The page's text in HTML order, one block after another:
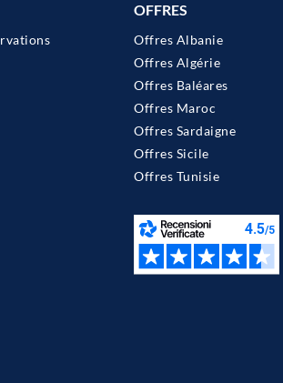
OFFRES
Offres Albanie
Offres Algérie
Offres Baléares
Offres Maroc
Offres Sardaigne
Offres Sicile
Offres Tunisie